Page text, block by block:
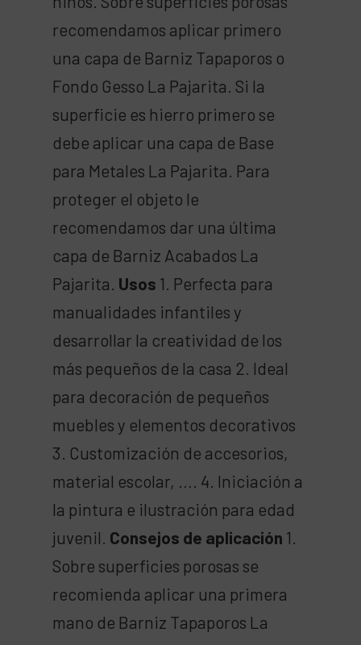
recomendamos aplicar primero
una capa de Barniz Tapaporos o
Fondo Gesso La Pajarita. Si la
superficie es hierro primero se
debe aplicar una capa de Base
para Metales La Pajarita. Para
proteger el objeto le
recomendamos dar una última
capa de Barniz Acabados La
Pajarita. Usos 1. Perfecta para
manualidades infantiles y
desarrollar la creatividad de los
más pequeños de la casa 2. Ideal
para decoración de pequeños
muebles y elementos decorativos
3. Customización de accesorios,
material escolar, …. 4. Iniciación a
la pintura e ilustración para edad
juvenil. Consejos de aplicación 1.
Sobre superficies porosas se
recomienda aplicar una primera
mano de Barniz Tapaporos La